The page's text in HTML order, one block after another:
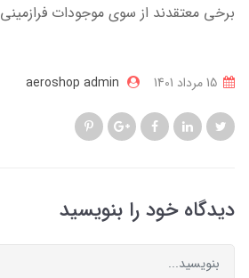
برخی معتقدند از سوی موجودات
aeroshop admin
دیدگاه خود را بنویسید